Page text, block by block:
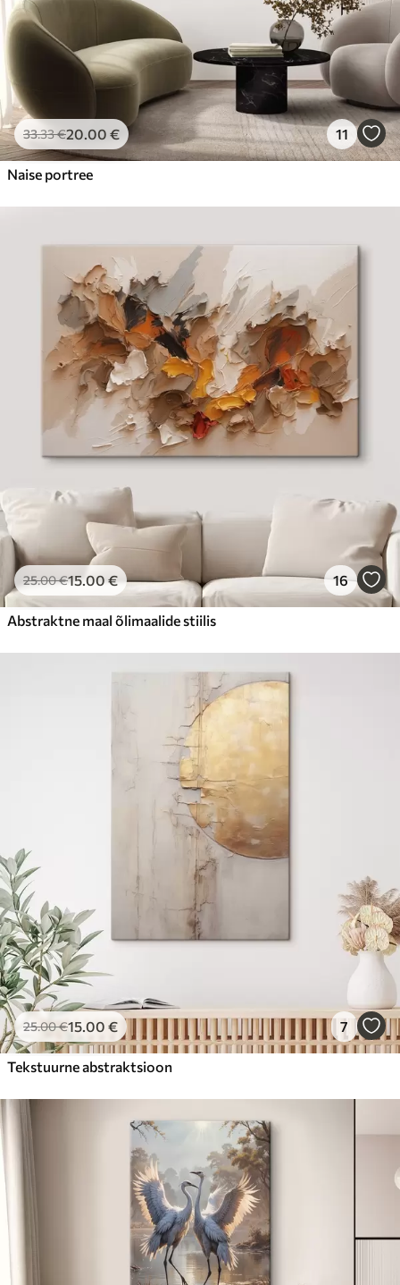
33.33€20 .00 € 11
Naise portree
25.00€15.00 € 16
Abstraktne maal õlimaalide stiilis
25.00€15 .00 € 7
Tekstuurne abstraktsioon